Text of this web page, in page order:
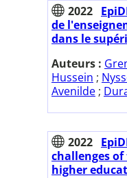
2022
de
dans le
Auteurs :
Hussein ;
Avenilde ;
2022
challenges
higher